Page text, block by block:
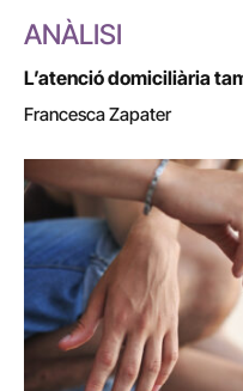
ANÀLISI
L’atenció domiciliària
Francesca Zapater